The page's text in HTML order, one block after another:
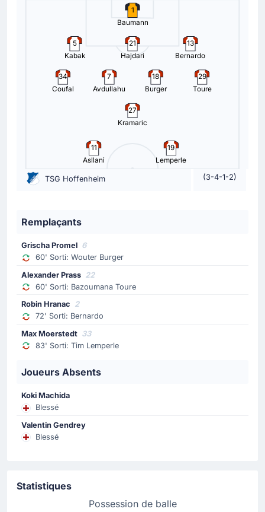
Nico Schlotterbeck
Daniel Siebert, arbitre de la rencontre, avertit Nico
Schlotterbeck (Borussia Dortmund).
Max Moerstedt remplace Tim Lemperle pour TSG
Hoffenheim. C'est le quatrième remplacement opéré par
Alexander Prass
72'
Bernardo
Bernardo cède sa place à Robin Hranac pour TSG
72'
Daniel Svensson
Borussia Dortmund procède à son quatrième
Julian Brandt.
Samuele Inacio
Samuele Inacio remplace Marcel Sabitzer pour Borussia
1
Baumann
5
Kabak
21
Hajdari
13
Bernardo
34
Coufal
7
Avdullahu
18
Burger
29
Toure
27
Kramaric
11
Asllani
19
Lemperle
TSG Hoffenheim (3-4-1-2)
Remplaçants
Grischa Promel 6
60' Sorti: Wouter Burger
Alexander Prass 22
60' Sorti: Bazoumana Toure
Robin Hranac 2
72' Sorti: Bernardo
Max Moerstedt 33
83' Sorti: Tim Lemperle
Joueurs Absents
Koki Machida
Blessé
Valentin Gendrey
Blessé
Statistiques
Possession de balle